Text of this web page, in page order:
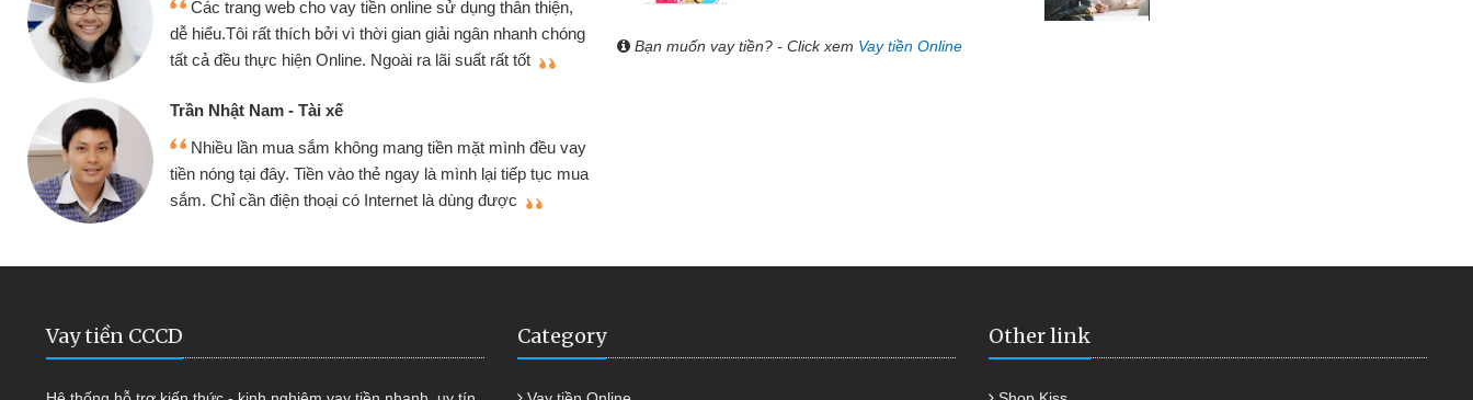
sử dụng thân thiện,
giải ngân nhanh chóng
lãi suất rất tốt
tiền mặt mình đều vay
là mình lại tiếp tục mua
là dùng được
nhưng thật may đã có gói vay tiền bằng CMND online
không cần gặp mặt nên rất tiện lợi, sẽ giới thiệu cho bạn
bè biết
Tôi kinh doanh buôn bán nhỏ lẻ nhiều lúc cần vốn nhập
hàng, nhờ biết đến website qua bạn bè giới thiệu tôi đã giải
quyết được công việc của mình nhanh chóng
sinh viên nên cần đóng tiền nhà, sinh nhật bạn bè, mà đọc
thấy thủ tục nhanh gọn nên tôi quyết định vay
Bạn muốn vay tiền? - Click xem Vay tiền Online
Vay tiền CCCD Category Other link